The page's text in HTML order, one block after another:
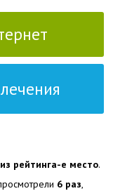
рейтинга-е место.
6 раз,